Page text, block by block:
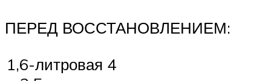
ПЕРЕД ВОССТАНОВЛЕНИЕМ:
1,6-литровая 4